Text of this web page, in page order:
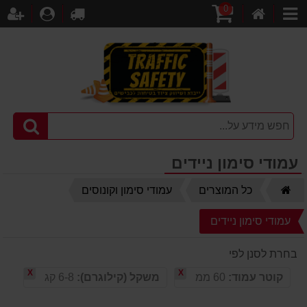
קטגוריות
קניות
0
לקופה
עמודי סימון ניידים
כל המוצרים עמודי סימון וקונוסים
עמודי סימון ניידים
בחרת לסנן לפי
קוטר עמוד:
X משקל (קילוגרם): X